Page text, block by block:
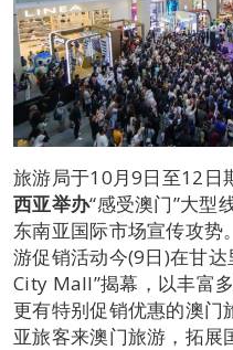
旅游局于10月9日至12日
西亚举办“感受澳门”大型
东南亚国际市场宣传攻势
游促销活动今(9日)在甘
City Mall”揭幕，以丰富
更有特别促销优惠的澳门
亚旅客来澳门旅游，拓展